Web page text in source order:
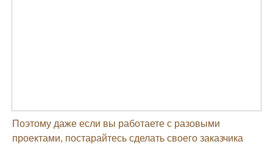
Поэтому даже если вы работаете с разовыми
проектами, постарайтесь сделать своего заказчика